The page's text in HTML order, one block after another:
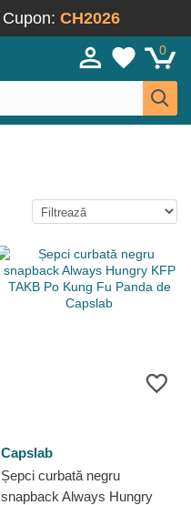
Cupon: CH2026
0
Capslab
Șepci curbată negru
snapback Always Hungry